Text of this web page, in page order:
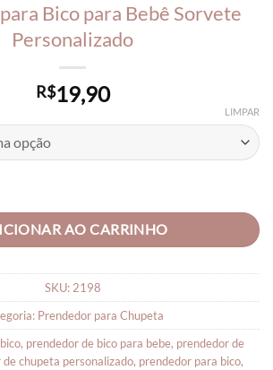
Bico para Bebê Sorvete
Personalizado
R$19,90
LIMPAR
Bebê Sorvete Personalizado quantidade
AO CARRINHO
SKU: 2198
Prendedor para Chupeta
, prendedor de bico para bebe, prendedor de
de chupeta personalizado, prendedor para bico,